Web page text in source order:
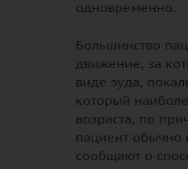
одновременно.
Большинство
движение, за
виде зуда,
который
возраста, по
пациент обычно
сообщают о